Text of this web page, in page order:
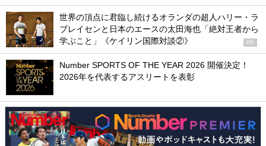
世界の頂点に君臨し続けるオランダの超人ハリー・ラ
ブレイセンと日本のエースの太田海也「絶対王者から
学ぶこと」《ケイリン国際対談②》
PR
Number SPORTS OF THE YEAR 2026 開催決定！
2026年を代表するアスリートを表彰